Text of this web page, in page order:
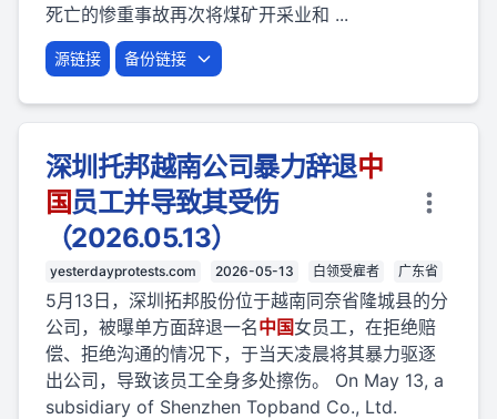
死亡的惨重事故再次将煤矿开采业和 ...
源链接 备份链接
深圳托邦越南公司暴力辞退中
国 员工并导致其受伤
（2026.05.13）
yesterdayprotests.com 2026-05-13 白领受雇者 广东省
5月13日，深圳拓邦股份位于越南同奈省隆城县的分
公司，被曝单方面辞退一名中国女员工，在拒绝赔
偿、拒绝沟通的情况下，于当天凌晨将其暴力驱逐
出公司，导致该员工全身多处擦伤。 On May 13, a
subsidiary of Shenzhen Topband Co., Ltd.